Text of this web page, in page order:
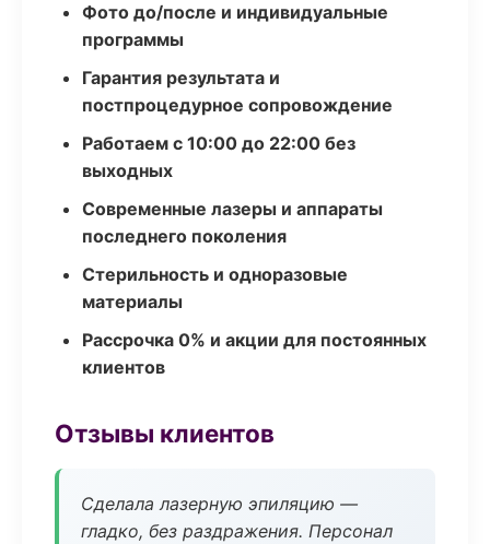
Фото до/после и индивидуальные
программы
Гарантия результата и
постпроцедурное сопровождение
Работаем с 10:00 до 22:00 без
выходных
Современные лазеры и аппараты
последнего поколения
Стерильность и одноразовые
материалы
Рассрочка 0% и акции для постоянных
клиентов
Отзывы клиентов
Сделала лазерную эпиляцию —
гладко, без раздражения. Персонал